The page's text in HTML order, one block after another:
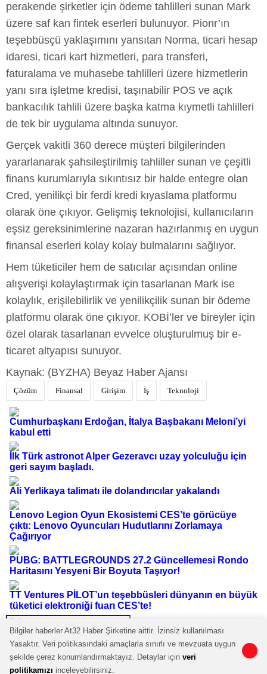
0 0
perakende şirketler için ödeme tahlilleri sunan Mark
üzere saf kan fintek eserleri bulunuyor. Pionr’ın
teşebbüsçü yaklaşımını yansıtan Norma, ticari hesap
idaresi, ticari kart hizmetleri, para transferi,
faturalama ve muhasebe tahlilleri üzere hizmetlerin
yanı sıra işletme kredisi, taşınabilir POS ve açık
bankacılık tahlili üzere başka katma kıymetli tahlilleri
de tek bir uygulama altında sunuyor.
Gerçek vakitli 360 derece müşteri bilgilerinden
yararlanarak şahsileştirilmiş tahliller sunan ve çeşitli
finans kurumlarıyla sıkıntısız bir halde entegre olan
Cred, yenilikçi bir ferdi kredi kıyaslama platformu
olarak öne çıkıyor. Gelişmiş teknolojisi, kullanıcıların
eşsiz gereksinimlerine nazaran hazırlanmış en uygun
finansal eserleri kolay kolay bulmalarını sağlıyor.
Hem tüketiciler hem de satıcılar açısından online
alışverişi kolaylaştırmak için tasarlanan Mark ise
kolaylık, erişilebilirlik ve yenilikçilik sunan bir ödeme
platformu olarak öne çıkıyor. KOBİ’ler ve bireyler için
özel olarak tasarlanan evvelce oluşturulmuş bir e-
ticaret altyapısı sunuyor.
Kaynak: (BYZHA) Beyaz Haber Ajansı
Çözüm Finansal Girişim İş Teknoloji
Cumhurbaşkanı Erdoğan, İtalya Başbakanı Meloni’yi
kabul etti
İlk Türk astronot Alper Gezeravcı uzay yolculuğu için
geri sayım başladı.
Ali Yerlikaya talimatı ile dolandırıcılar yakalandı
Lenovo Legion Oyun Ekosistemi CES’te görücüye
çıktı: Lenovo Oyuncuları Hudutlarını Zorlamaya
Çağırıyor
PUBG: BATTLEGROUNDS 27.2 Güncellemesi Rondo
Haritasını Yesyeni Bir Boyuta Taşıyor!
TT Ventures PİLOT’un teşebbüsleri dünyanın en büyük
tüketici elektroniği fuarı CES’te!
Gönder
En az 10 karakter gerekli
Bilgiler haberler At32 Haber Şirketine aittir. İzinsiz kullanılması
Yasaktır. Veri politikasındaki amaçlarla sınırlı ve mevzuata uygun
şekilde çerez konumlandırmaktayız. Detaylar için veri
politikamızı inceleyebilirsiniz.